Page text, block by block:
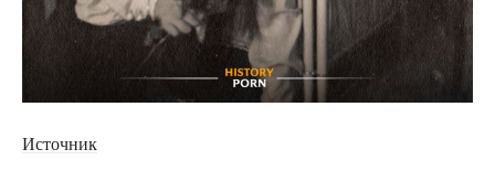
Источник